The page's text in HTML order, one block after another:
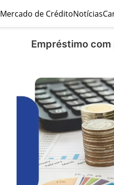
Mercado de CréditoNotícias
Empréstimo